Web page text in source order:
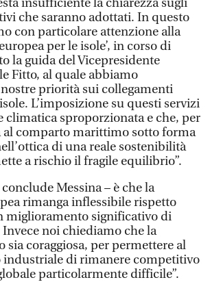
insufficiente la chiarezza sugli
che saranno adottati. In questo
con particolare attenzione alla
per le isole’, in corso di
la guida del Vicepresidente
Fitto, al quale abbiamo
priorità sui collegamenti
L’imposizione su questi servizi
climatica sproporzionata e che, per
comparto marittimo sotto forma
di una reale sostenibilità
a rischio il fragile equilibrio”.
conclude Messina – è che la
rimanga inflessibile rispetto
miglioramento significativo di
noi chiediamo che la
sia coraggiosa, per permettere al
di rimanere competitivo
particolarmente difficile”.